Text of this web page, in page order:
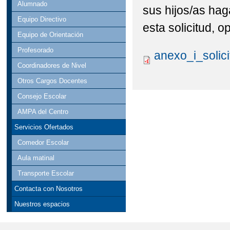
Alumnado
Equipo Directivo
Equipo de Orientación
Profesorado
Coordinadores de Nivel
Otros Cargos Docentes
Consejo Escolar
AMPA del Centro
Servicios Ofertados
Comedor Escolar
Aula matinal
Transporte Escolar
Contacta con Nosotros
Nuestros espacios
sus hijos/as
esta solicitud,